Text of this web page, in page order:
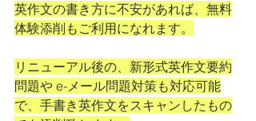
英作文の書き方に不安があれば、無料
体験添削もご利用になれます。
リニューアル後の、新形式英作文要約
問題や e-メール問題対策も対応可能
で、手書き英作文をスキャンしたもの